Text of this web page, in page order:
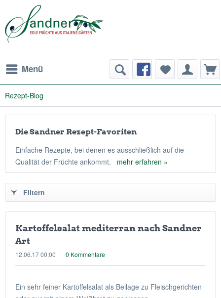
Menü
Rezept-Blog
Die Sandner Rezept-Favoriten
Einfache Rezepte, bei denen es ausschließlich auf die
Qualität der Früchte ankommt. mehr erfahren »
Filtern
Kartoffelsalat mediterran nach Sandner
Art
12.06.17 00:00 0 Kommentare
Ein sehr feiner Kartoffelsalat als Beilage zu Fleischgerichten